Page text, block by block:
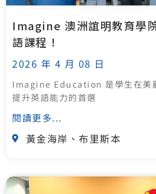
Imagine 澳洲誼明教育學
語課程！
2026 年 4 月 08 日
Imagine Education 是學生在美
提升英語能力的首選
閱讀更多...
黃金海岸、布里斯本